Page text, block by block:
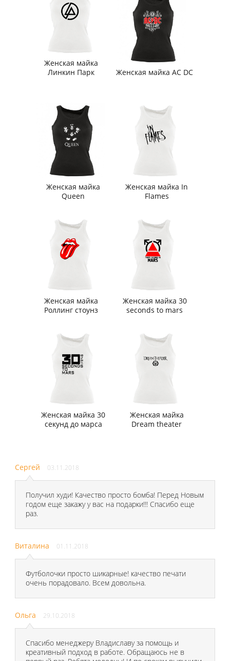
Женская майка
Линкин Парк
Женская майка AC DC
Женская майка
Queen
Женская майка In
Flames
Женская майка
Роллинг стоунз
Женская майка 30
seconds to mars
Женская майка 30
секунд до марса
Женская майка
Dream theater
Сергей 03.11.2018
Получил худи! Качество просто бомба! Перед Новым
годом еще закажу у вас на подарки!!! Спасибо еще
раз.
Виталина 01.11.2018
Футболочки просто шикарные! качество печати
очень порадовало. Всем довольна.
Ольга 29.10.2018
Спасибо менеджеру Владиславу за помощь и
креативный подход в работе. Обращаюсь не в